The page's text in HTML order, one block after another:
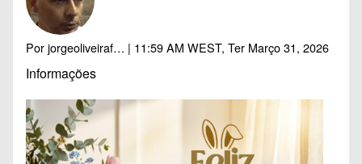
Porjorgeoliveiraf… | 11:59 AM WEST, Ter Março 31, 2026
Informações